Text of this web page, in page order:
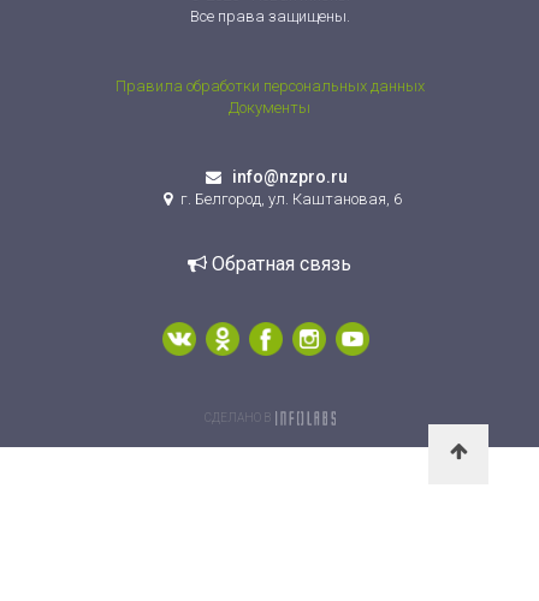
Все права защищены.
Правила обработки персональных данных
Документы
info@nzpro.ru
г. Белгород, ул. Каштановая, 6
Обратная связь
СДЕЛАНО В